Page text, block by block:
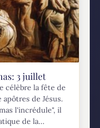
3 juillet
célèbre la fête de
de Jésus.
l'incrédule", il
de la...